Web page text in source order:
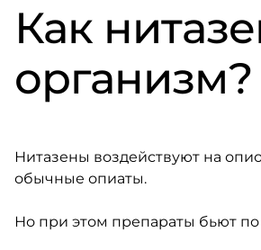
Как
организм?
Нитазены воздействуют на
обычные опиаты.
Но при этом препараты бьют